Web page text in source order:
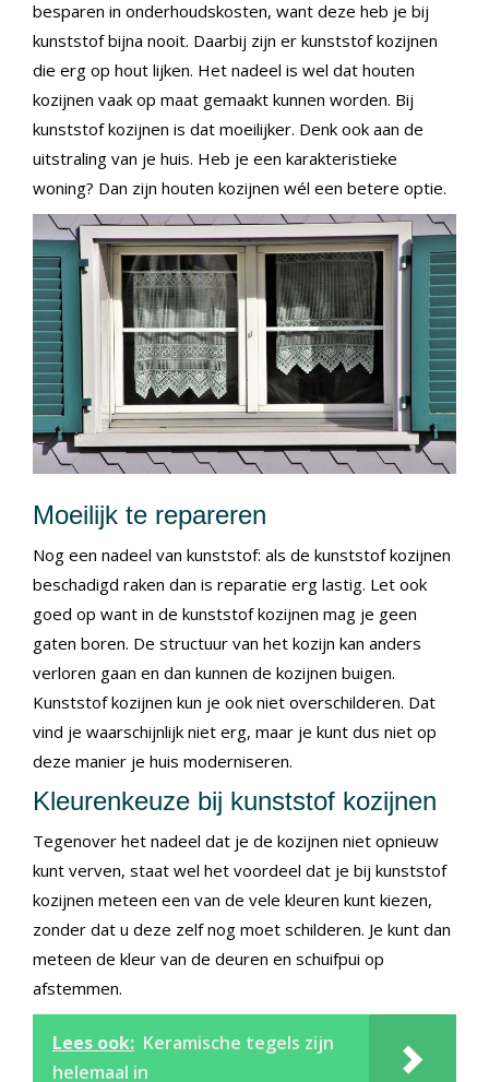
besparen in onderhoudskosten, want deze heb je bij
kunststof bijna nooit. Daarbij zijn er kunststof kozijnen
die erg op hout lijken. Het nadeel is wel dat houten
kozijnen vaak op maat gemaakt kunnen worden. Bij
kunststof kozijnen is dat moeilijker. Denk ook aan de
uitstraling van je huis. Heb je een karakteristieke
woning? Dan zijn houten kozijnen wél een betere optie.
Moeilijk te repareren
Nog een nadeel van kunststof: als de kunststof kozijnen
beschadigd raken dan is reparatie erg lastig. Let ook
goed op want in de kunststof kozijnen mag je geen
gaten boren. De structuur van het kozijn kan anders
verloren gaan en dan kunnen de kozijnen buigen.
Kunststof kozijnen kun je ook niet overschilderen. Dat
vind je waarschijnlijk niet erg, maar je kunt dus niet op
deze manier je huis moderniseren.
Kleurenkeuze bij kunststof kozijnen
Tegenover het nadeel dat je de kozijnen niet opnieuw
kunt verven, staat wel het voordeel dat je bij kunststof
kozijnen meteen een van de vele kleuren kunt kiezen,
zonder dat u deze zelf nog moet schilderen. Je kunt dan
meteen de kleur van de deuren en schuifpui op
afstemmen.
Lees ook: Keramische tegels zijn
helemaal in